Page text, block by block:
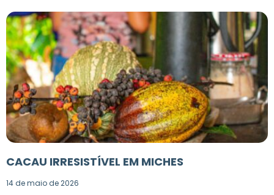
CACAU IRRESISTÍVEL EM MICHES
14 de maio de 2026